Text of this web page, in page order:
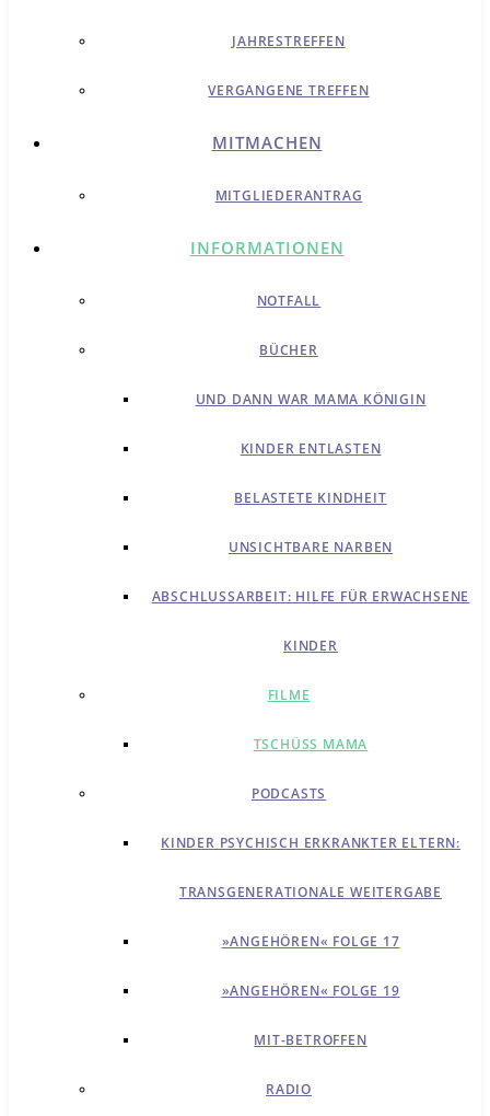
JAHRESTREFFEN
VERGANGENE TREFFEN
MITMACHEN
MITGLIEDERANTRAG
INFORMATIONEN
NOTFALL
BÜCHER
UND DANN WAR MAMA KÖNIGIN
KINDER ENTLASTEN
BELASTETE KINDHEIT
UNSICHTBARE NARBEN
ABSCHLUSSARBEIT: HILFE FÜR ERWACHSENE
KINDER
FILME
TSCHÜSS MAMA
PODCASTS
KINDER PSYCHISCH ERKRANKTER ELTERN:
TRANSGENERATIONALE WEITERGABE
»ANGEHÖREN« FOLGE 17
»ANGEHÖREN« FOLGE 19
MIT-BETROFFEN
RADIO